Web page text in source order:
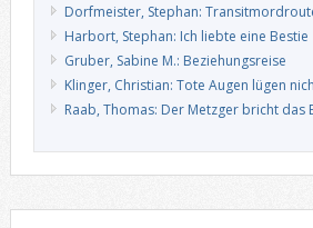
Dorfmeister, Stephan:
Harbort, Stephan: Ich liebte eine Bestie
Gruber, Sabine M.: Beziehungsreise
Klinger, Christian: Tote Augen lügen
Raab, Thomas: Der Metzger bricht das